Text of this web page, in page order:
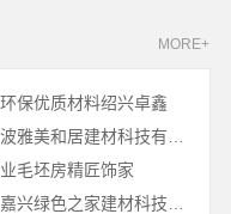
MORE+
保优质材料绍兴卓鑫
毛坯房精匠饰家